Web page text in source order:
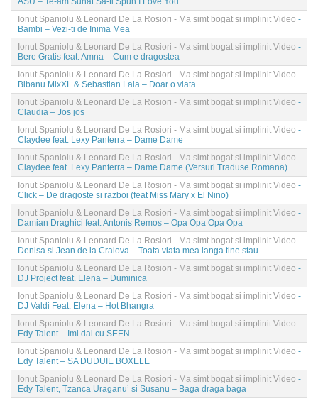
Ionut Spaniolu & Leonard De La Rosiori - Ma simt bogat si implinit Video -
Bambi – Vezi-ti de Inima Mea
Ionut Spaniolu & Leonard De La Rosiori - Ma simt bogat si implinit Video -
Bere Gratis feat. Amna – Cum e dragostea
Ionut Spaniolu & Leonard De La Rosiori - Ma simt bogat si implinit Video -
Bibanu MixXL & Sebastian Lala – Doar o viata
Ionut Spaniolu & Leonard De La Rosiori - Ma simt bogat si implinit Video -
Claudia – Jos jos
Ionut Spaniolu & Leonard De La Rosiori - Ma simt bogat si implinit Video -
Claydee feat. Lexy Panterra – Dame Dame
Ionut Spaniolu & Leonard De La Rosiori - Ma simt bogat si implinit Video -
Claydee feat. Lexy Panterra – Dame Dame (Versuri Traduse Romana)
Ionut Spaniolu & Leonard De La Rosiori - Ma simt bogat si implinit Video -
Click – De dragoste si razboi (feat Miss Mary x El Nino)
Ionut Spaniolu & Leonard De La Rosiori - Ma simt bogat si implinit Video -
Damian Draghici feat. Antonis Remos – Opa Opa Opa Opa
Ionut Spaniolu & Leonard De La Rosiori - Ma simt bogat si implinit Video -
Denisa si Jean de la Craiova – Toata viata mea langa tine stau
Ionut Spaniolu & Leonard De La Rosiori - Ma simt bogat si implinit Video -
DJ Project feat. Elena – Duminica
Ionut Spaniolu & Leonard De La Rosiori - Ma simt bogat si implinit Video -
DJ Valdi Feat. Elena – Hot Bhangra
Ionut Spaniolu & Leonard De La Rosiori - Ma simt bogat si implinit Video -
Edy Talent – Imi dai cu SEEN
Ionut Spaniolu & Leonard De La Rosiori - Ma simt bogat si implinit Video -
Edy Talent – SA DUDUIE BOXELE
Ionut Spaniolu & Leonard De La Rosiori - Ma simt bogat si implinit Video -
Edy Talent, Tzanca Uraganu’ si Susanu – Baga draga baga